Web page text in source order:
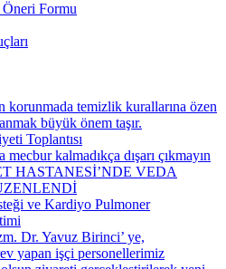
Öneri Formu
korunmada temizlik kurallarına özen
büyük önem taşır.
Toplantısı
mecbur kalmadıkça dışarı çıkmayın
HASTANESİ’NDE VEDA
ve Kardiyo Pulmoner
Dr. Yavuz Birinci’ ye,
yapan işçi personellerimiz